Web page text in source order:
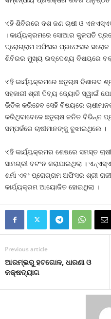
ଏହି ଶିବିରରେ ଦଶ ଜଣ ଚାଷୀ ଓ
। କାର୍ଯ୍ୟକ୍ରମରେ ସୋଆର କୁଳପତି
ପ୍ରୋଗ୍ରାମ ଅଫିସର ପ୍ରଫେସର ସରୋଜ
ଶିବିରର ମୁଖ୍ୟ ଉଦ୍ଦେଶ୍ୟ ବିଷୟରେ
ଏହି କାର୍ଯ୍ୟକ୍ରମରେ ଛତୁଚାଷ ବିଶାରଦ
ସହକାରୀ ଶ୍ରୀ ଦିବ୍ୟ ଜ୍ୟୋତି ସ୍ୱାଇଁ
ଭିତିକ କରିହେବ ସେହି ବିଷୟରେ
କରିଥିବାବେଳେ ଛତୁଚାଷ ଜନିତ ବିଭିନ୍ନ
ସମ୍ପର୍କରେ ଚାଷୀମାନଙ୍କୁ ବୁଝାଇଥିଲେ ।
ଏହି କାର୍ଯ୍ୟକ୍ରମର ଶେଷରେ ସମସ୍ତ
ସାମଗ୍ରୀ ବଟଂନ କରାଯାଇଥିଲା ।
ଶର୍ମା ଏବଂ ପ୍ରୋଗ୍ରାମ ଅଫିସର ଶ୍ରୀ
କାର୍ଯ୍ୟକ୍ରମ ଆୟୋଜିତ ହୋଇଥିଲା ।
Previous article
ଆରମ୍ଭରୁ ହଟଗୋଳ, ଧାରଣା ଓ
କକ୍ଷତ୍ୟାଗ